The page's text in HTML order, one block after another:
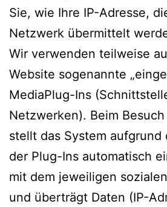
Sie, wie Ihre IP-Adresse,
Netzwerk übermittelt
Wir verwenden teilweise
Website sogenannte
MediaPlug-Ins
Netzwerken). Beim
stellt das System aufgrund
der Plug-Ins automatisch
mit dem jeweiligen
und überträgt Daten (IP-